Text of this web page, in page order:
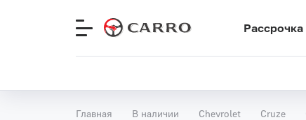
Рассрочка
Главная В наличии Chevrolet Cruze